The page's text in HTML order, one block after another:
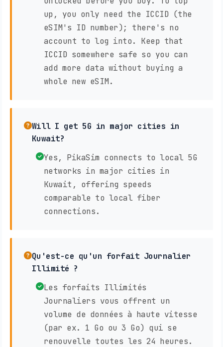
up, you only need the ICCID (the
eSIM's ID number); there's no
account to log into. Keep that
ICCID somewhere safe so you can
add more data without buying a
whole new eSIM.
Will I get 5G in major cities in
Kuwait?
Yes, PikaSim connects to local 5G
networks in major cities in
Kuwait, offering speeds
comparable to local fiber
connections.
Qu'est-ce qu'un forfait Journalier
Illimité ?
Les forfaits Illimités
Journaliers vous offrent un
volume de données à haute vitesse
(par ex. 1 Go ou 3 Go) qui se
renouvelle toutes les 24 heures.